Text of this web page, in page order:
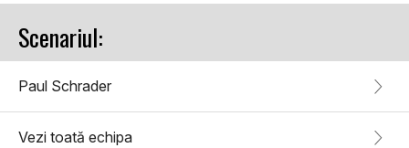
Scenariul:
Paul Schrader
Vezi toată echipa